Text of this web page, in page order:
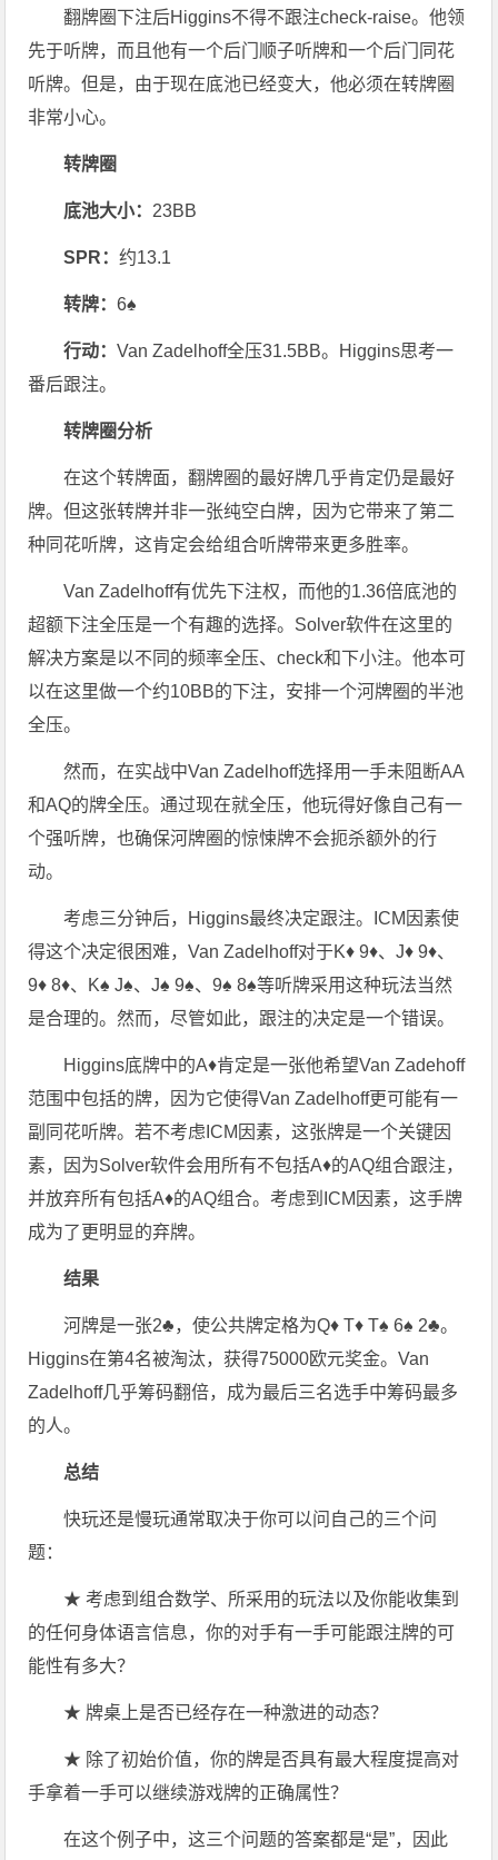
翻牌圈下注后Higgins不得不跟注check-raise。他领
先于听牌，而且他有一个后门顺子听牌和一个后门同花
听牌。但是，由于现在底池已经变大，他必须在转牌圈
非常小心。
转牌圈
底池大小： 23BB
SPR：约13.1
转牌：6♠
行动：Van Zadelhoff全压31.5BB。Higgins思考一
番后跟注。
转牌圈分析
在这个转牌面，翻牌圈的最好牌几乎肯定仍是最好
牌。但这张转牌并非一张纯空白牌，因为它带来了第二
种同花听牌，这肯定会给组合听牌带来更多胜率。
Van Zadelhoff有优先下注权，而他的1.36倍底池的
超额下注全压是一个有趣的选择。Solver软件在这里的
解决方案是以不同的频率全压、check和下小注。他本可
以在这里做一个约10BB的下注，安排一个河牌圈的半池
全压。
然而，在实战中Van Zadelhoff选择用一手未阻断AA
和AQ的牌全压。通过现在就全压，他玩得好像自己有一
个强听牌，也确保河牌圈的惊悚牌不会扼杀额外的行
动。
考虑三分钟后，Higgins最终决定跟注。ICM因素使
得这个决定很困难，Van Zadelhoff对于K♦ 9♦、J♦ 9♦、
9♦ 8♦、K♠ J♠、J♠ 9♠、9♠ 8♠等听牌采用这种玩法当然
是合理的。然而，尽管如此，跟注的决定是一个错误。
Higgins底牌中的A♦肯定是一张他希望Van Zadehoff
范围中包括的牌，因为它使得Van Zadelhoff更可能有一
副同花听牌。若不考虑ICM因素，这张牌是一个关键因
素，因为Solver软件会用所有不包括A♦的AQ组合跟注，
并放弃所有包括A♦的AQ组合。考虑到ICM因素，这手牌
成为了更明显的弃牌。
结果
河牌是一张2♣，使公共牌定格为Q♦ T♦ T♠ 6♠ 2♣。
Higgins在第4名被淘汰，获得75000欧元奖金。Van
Zadelhoff几乎筹码翻倍，成为最后三名选手中筹码最多
的人。
总结
快玩还是慢玩通常取决于你可以问自己的三个问
题：
★ 考虑到组合数学、所采用的玩法以及你能收集到
的任何身体语言信息，你的对手有一手可能跟注牌的可
能性有多大？
★ 牌桌上是否已经存在一种激进的动态？
★ 除了初始价值，你的牌是否具有最大程度提高对
手拿着一手可以继续游戏牌的正确属性？
在这个例子中，这三个问题的答案都是“是”，因此